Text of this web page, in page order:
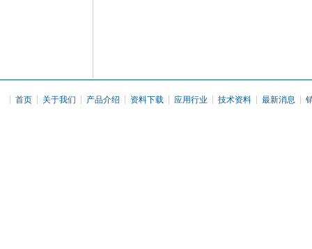
首页 关于我们 产品介绍 资料下载 应用行业 技术资料 最新消息